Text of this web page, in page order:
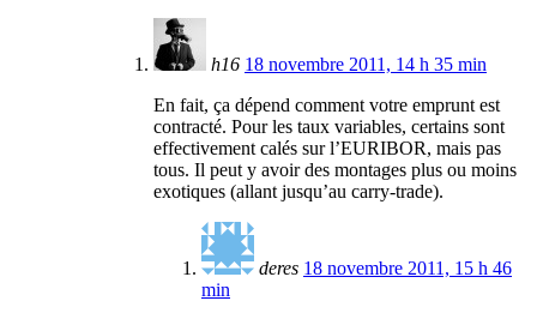
h16 18 novembre 2011, 14 h 35 min
En fait, ça dépend comment votre emprunt est
contracté. Pour les taux variables, certains sont
effectivement calés sur l’EURIBOR, mais pas
tous. Il peut y avoir des montages plus ou moins
exotiques (allant jusqu’au carry-trade).
deres 18 novembre 2011, 15 h 46
min